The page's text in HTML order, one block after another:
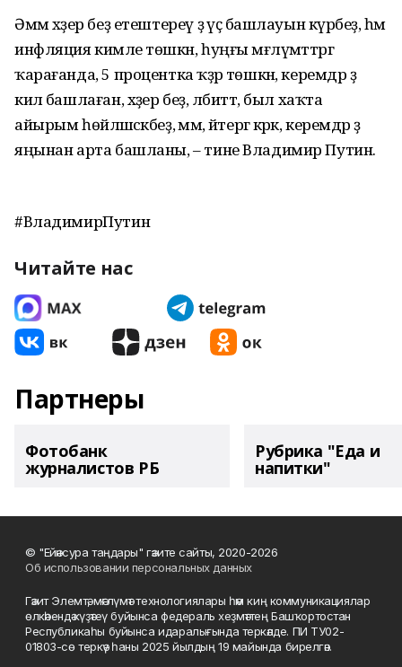
Әммә хәҙер беҙ етештереү ҙә үҫә башлауын күрәбеҙ, һәм
инфляция кимәле төшкән, һуңғы мәғлүмәттәргә
ҡарағанда, 5 процентка ҡәҙәр төшкән, керемдәр ҙә
килә башлаған, хәҙер беҙ, әлбиттә, был хаҡта
айырым һөйләшәсәкбеҙ, әммә, әйтергә кәрәк, керемдәр ҙә
яңынан арта башланы, – тине Владимир Путин.
#ВладимирПутин
Читайте нас
Партнеры
Фотобанк
журналистов РБ
Рубрика "Еда и
напитки"
© "Ейәнсура таңдары" гәзите сайты, 2020-2026
Об использовании персональных данных
Гәзит Элемтә, мәғлүмәт технологиялары һәм киң коммуникациялар
өлкәһендә күҙәтеү буйынса федераль хеҙмәттең Башҡортостан
Республикаһы буйынса идаралығында теркәлде. ПИ ТУ02-
01803-сө теркәү һаны 2025 йылдың 19 майында бирелгән.